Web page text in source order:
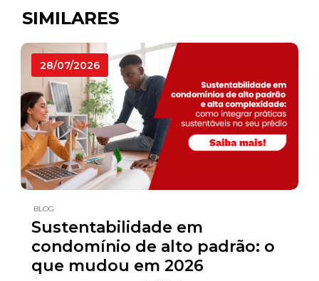
SIMILARES
28/07/2026
BLOG
Sustentabilidade em
condomínio de alto padrão: o
que mudou em 2026